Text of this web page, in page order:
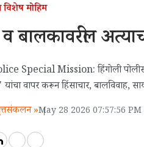
विशेष मोहिम
बालकावरील
Special Mission: हिंगोली पोलीस
वापर करून हिंसाचार, बालविवाह,
»May 28 2026 07:57:56 PM